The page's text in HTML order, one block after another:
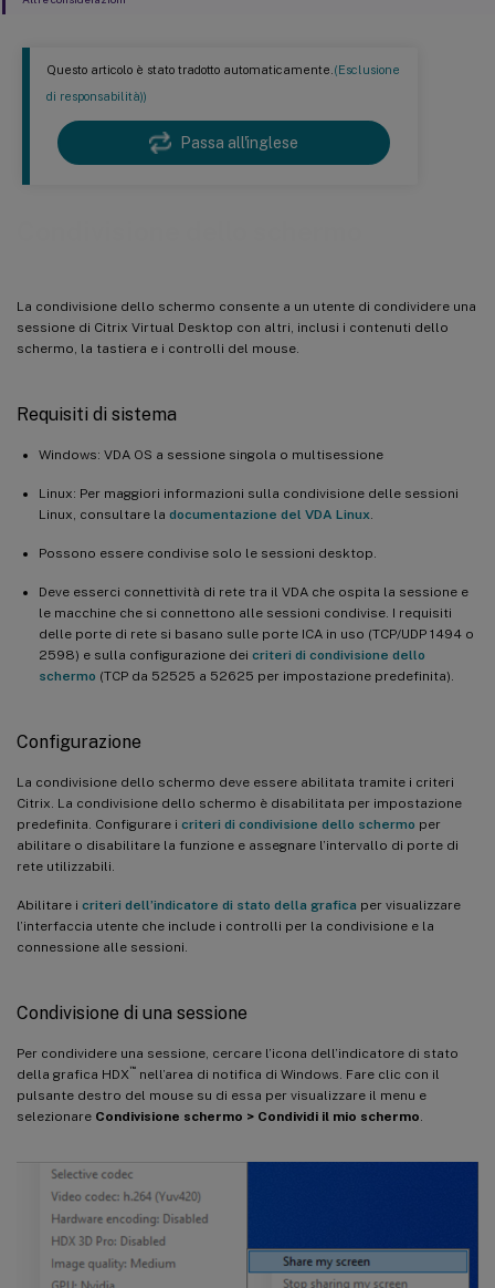
Questo articolo è stato tradotto automaticamente.(Esclusione
di responsabilità))
Passa all'inglese
La condivisione dello schermo consente a un utente di condividere una
sessione di Citrix Virtual Desktop con altri, inclusi i contenuti dello
schermo, la tastiera e i controlli del mouse.
Requisiti di sistema
Windows: VDA OS a sessione singola o multisessione
Linux: Per maggiori informazioni sulla condivisione delle sessioni
Linux, consultare la documentazione del VDA Linux
Possono essere condivise solo le sessioni desktop.
Deve esserci connettività di rete tra il VDA che ospita la sessione e
le macchine che si connettono alle sessioni condivise. I requisiti
delle porte di rete si basano sulle porte ICA in uso (TCP/UDP 1494 o
2598) e sulla configurazione dei criteri di condivisione dello
schermo (TCP da 52525 a 52625 per impostazione predefinita).
Configurazione
La condivisione dello schermo deve essere abilitata tramite i criteri
Citrix. La condivisione dello schermo è disabilitata per impostazione
predefinita. Configurare i criteri di condivisione dello schermo per
abilitare o disabilitare la funzione e assegnare l’intervallo di porte di
rete utilizzabili.
Abilitare i criteri dell’indicatore di stato della grafica per visualizzare
l’interfaccia utente che include i controlli per la condivisione e la
connessione alle sessioni.
Condivisione di una sessione
Per condividere una sessione, cercare l’icona dell’indicatore di stato
della grafica HDX ™
nell’area di notifica di Windows. Fare clic con il
pulsante destro del mouse su di essa per visualizzare il menu e
selezionare Condivisione schermo > Condividi il mio schermo